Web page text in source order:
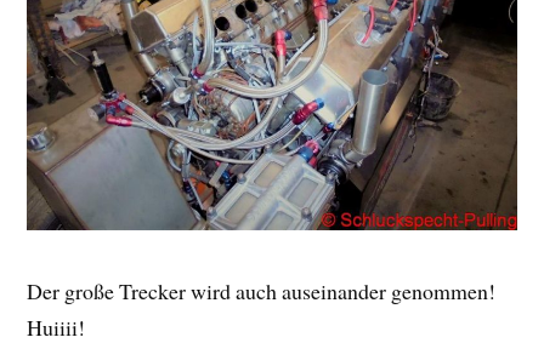
Der große Trecker wird auch auseinander genommen!
Huiiii!